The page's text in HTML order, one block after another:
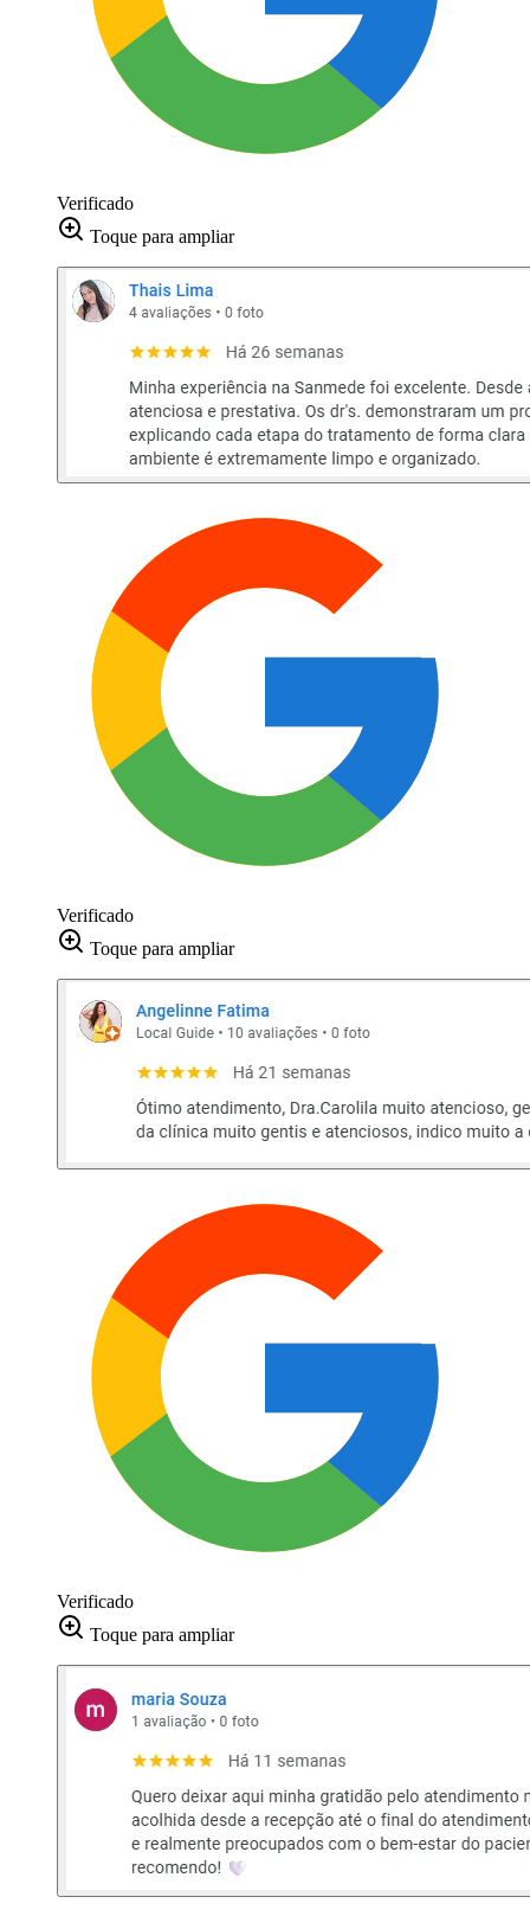
Verificado
Toque para ampliar
Verificado
Toque para ampliar
Verificado
Toque para ampliar